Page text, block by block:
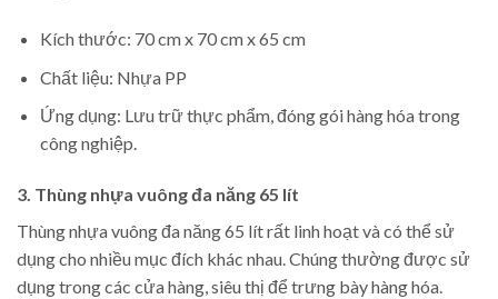
Kích thước: 70 cm x 70 cm x 65 cm
Chất liệu: Nhựa PP
Ứng dụng: Lưu trữ thực phẩm, đóng gói hàng hóa trong
công nghiệp.
3. Thùng nhựa vuông đa năng 65 lít
Thùng nhựa vuông đa năng 65 lít rất linh hoạt và có thể sử
dụng cho nhiều mục đích khác nhau. Chúng thường được sử
dụng trong các cửa hàng, siêu thị để trưng bày hàng hóa.